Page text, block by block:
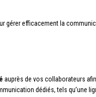
gérer efficacement la
auprès de vos collaborateurs afin
dédiés, tels qu’une